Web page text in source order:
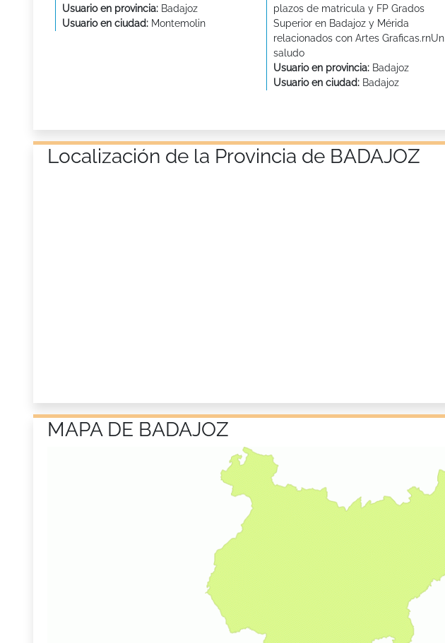
Usuario en provincia: Badajoz
Usuario en ciudad: Montemolin
plazos de matricula y FP Grados
Superior en Badajoz y Mérida
relacionados con Artes Graficas.rnUn
saludo
Usuario en provincia: Badajoz
Usuario en ciudad: Badajoz
Localización de la Provincia de BADAJOZ
MAPA DE BADAJOZ